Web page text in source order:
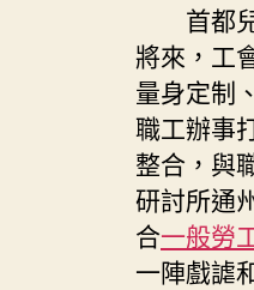
首都
將來，工
量身定制
職工辦事
整合，與
研討所通
合一般勞
一陣戲謔